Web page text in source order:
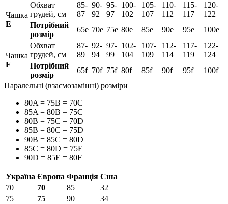
Чашка
E
Обхват
грудей, см
85-
87
90-
92
95-
97
100-
102
105-
107
110-
112
115-
117
120-
122
Потрібний
розмір
65e 70e 75e 80e 85e 90e 95e 100e
Чашка
F
Обхват
грудей, см
87-
89
92-
94
97-
99
102-
104
107-
109
112-
114
117-
119
122-
124
Потрібний
розмір
65f 70f 75f 80f 85f 90f 95f
100f
Паралельні (взаємозамінні) розміри
80A = 75B = 70C
85A = 80B = 75C
80B = 75C = 70D
85B = 80C = 75D
90B = 85C = 80D
85C = 80D = 75E
90D = 85E = 80F
Україна Європа Франція Сша
70
70 85
32
75
75 90
34